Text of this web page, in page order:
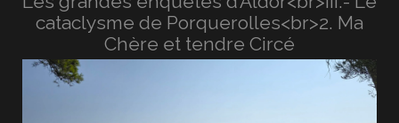
cataclysme de Porquerolles<br>2. Ma
Chère et tendre Circé